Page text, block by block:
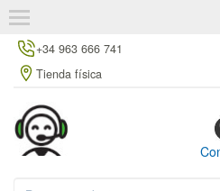
+34 963 666 741
Tienda física